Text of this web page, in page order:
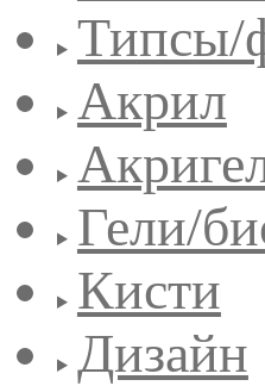
Типсы/
Акрил
Гели/
Кисти
Дизайн